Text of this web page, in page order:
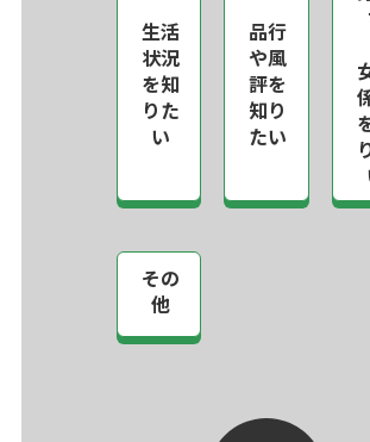
生活
状況
を知
りた
い
品行
や風
評を
知り
たい
その
他